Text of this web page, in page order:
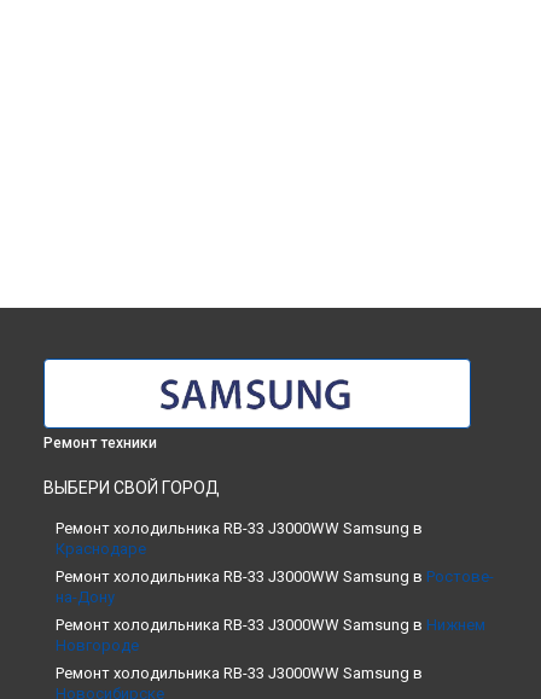
Ремонт техники
ВЫБЕРИ СВОЙ ГОРОД
Ремонт холодильника RB-33 J3000WW Samsung в
Краснодаре
Ремонт холодильника RB-33 J3000WW Samsung в Ростове-
на-Дону
Ремонт холодильника RB-33 J3000WW Samsung в Нижнем
Новгороде
Ремонт холодильника RB-33 J3000WW Samsung в
Новосибирске